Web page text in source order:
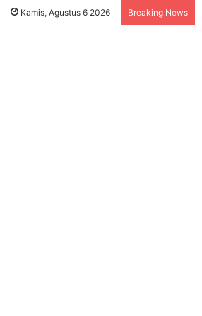
Kamis, Agustus 6 2026 Breaking News